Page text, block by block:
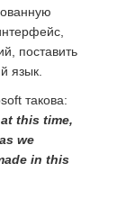
поставить
язык.
такова:
this time,
we
in this